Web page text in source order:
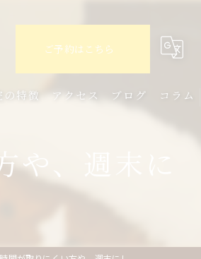
ご予約はこちら
の特徴
プラント
ーニング
アクセス ブログ コラム
、週末に